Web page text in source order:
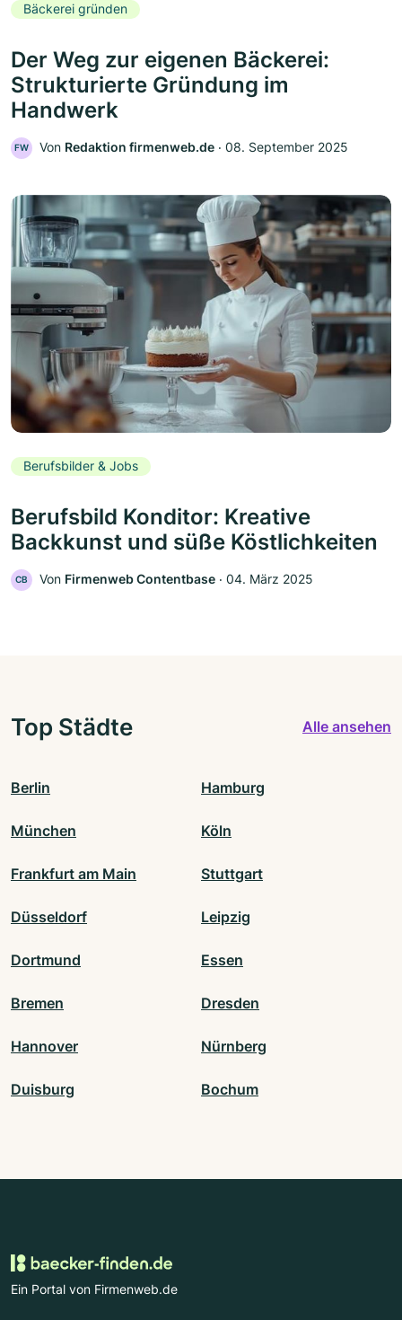
Bäckerei gründen
Der Weg zur eigenen Bäckerei:
Strukturierte Gründung im
Handwerk
FW Von Redaktion firmenweb.de ‧ 08. September 2025
Berufsbilder & Jobs
Berufsbild Konditor: Kreative
Backkunst und süße Köstlichkeiten
CB Von Firmenweb Contentbase ‧ 04. März 2025
Top Städte Alle ansehen
Berlin Hamburg
München Köln
Frankfurt am Main Stuttgart
Düsseldorf Leipzig
Dortmund Essen
Bremen Dresden
Hannover Nürnberg
Duisburg Bochum
Ein Portal von Firmenweb.de